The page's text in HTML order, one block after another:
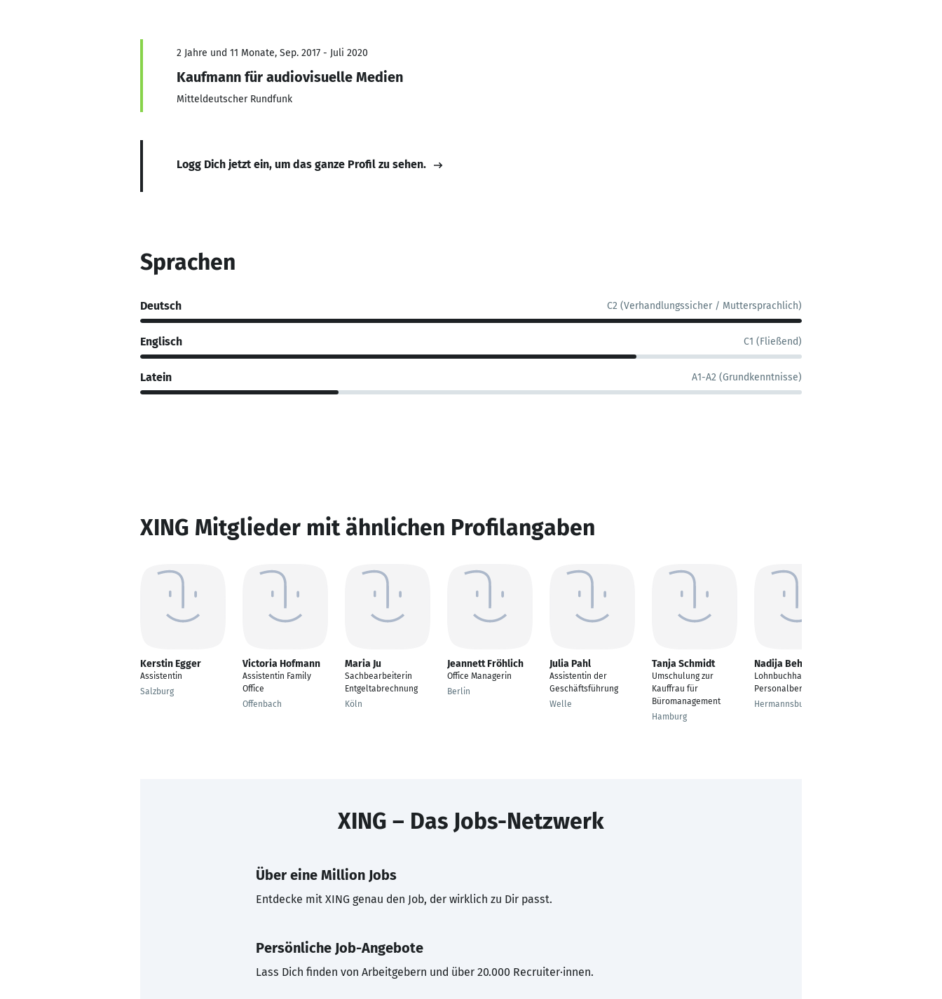
2 Jahre und 11 Monate, Sep. 2017 - Juli 2020
Kaufmann für audiovisuelle Medien
Mitteldeutscher Rundfunk
Logg Dich jetzt ein, um das ganze Profil zu sehen.
Sprachen
Deutsch C2 (Verhandlungssicher / Muttersprachlich)
Englisch C1 (Fließend)
Latein A1-A2 (Grundkenntnisse)
XING Mitglieder mit ähnlichen Profilangaben
Kerstin Egger
Assistentin
Salzburg
Victoria Hofmann
Assistentin Family
Office
Offenbach
Maria Ju
Sachbearbeiterin
Entgeltabrechnung
Köln
Jeannett Fröhlich
Office Managerin
Berlin
Julia Pahl
Assistentin der
Geschäftsführung
Welle
Tanja Schmidt
Umschulung zur
Kauffrau für
Büromanagement
Hamburg
Nadija Behrens
Lohnbuchhalterin,
Personalberaterin
Hermannsburg
XING – Das Jobs-Netzwerk
Über eine Million Jobs
Entdecke mit XING genau den Job, der wirklich zu Dir passt.
Persönliche Job-Angebote
Lass Dich finden von Arbeitgebern und über 20.000 Recruiter·innen.